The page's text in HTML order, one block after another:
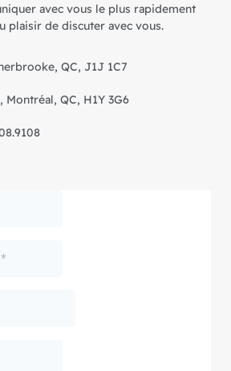
avec vous le plus rapidement
plaisir de discuter avec vous.
QC, J1J 1C7
Montréal, QC, H1Y 3G6